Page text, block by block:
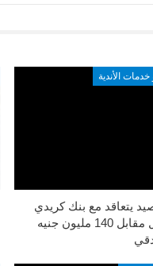
الأندية
يتعاقد مع بنك كريدي
أجريكول مقابل 140 مليون جنيه